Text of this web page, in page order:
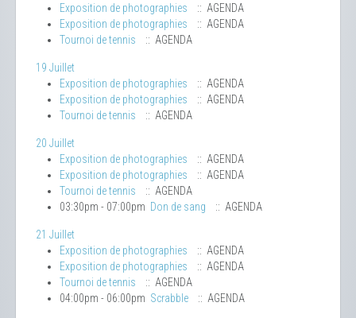
Exposition de photographies
:: AGENDA
Exposition de photographies
:: AGENDA
Tournoi de tennis
:: AGENDA
19 Juillet
Exposition de photographies
:: AGENDA
Exposition de photographies
:: AGENDA
Tournoi de tennis
:: AGENDA
20 Juillet
Exposition de photographies
:: AGENDA
Exposition de photographies
:: AGENDA
Tournoi de tennis
:: AGENDA
03:30pm - 07:00pm Don de sang :: AGENDA
21 Juillet
Exposition de photographies
:: AGENDA
Exposition de photographies
:: AGENDA
Tournoi de tennis
:: AGENDA
04:00pm - 06:00pm Scrabble :: AGENDA